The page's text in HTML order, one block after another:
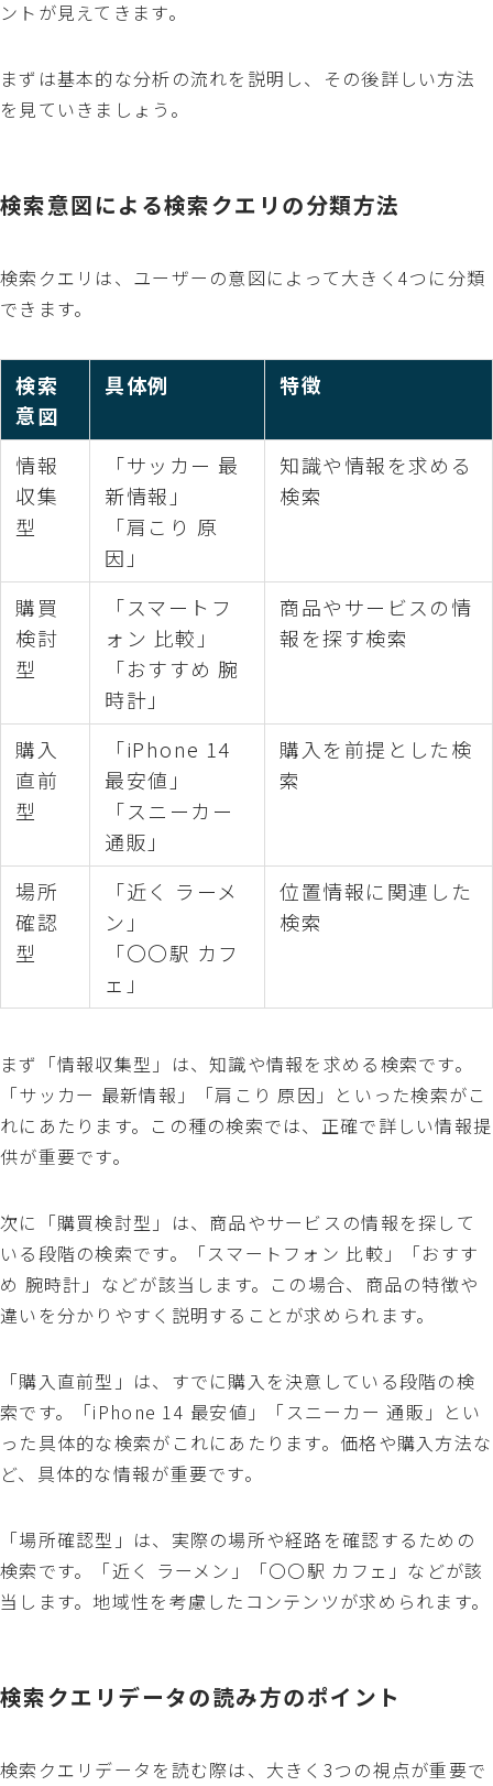
ントが見えてきます。
まずは基本的な分析の流れを説明し、その後詳しい方法
を見ていきましょう。
検索意図による検索クエリの分類方法
検索クエリは、ユーザーの意図によって大きく4つに分類
できます。
検索
意図
具体例 特徴
情報
収集
型
「サッカー 最
新情報」
「肩こり 原
因」
知識や情報を求める
検索
購買
検討
型
「スマートフ
ォン 比較」
「おすすめ 腕
時計」
商品やサービスの情
報を探す検索
購入
直前
型
「iPhone 14
最安値」
「スニーカー
通販」
購入を前提とした検
索
場所
確認
型
「近く ラーメ
ン」
「〇〇駅 カフ
ェ」
位置情報に関連した
検索
まず「情報収集型」は、知識や情報を求める検索です。
「サッカー 最新情報」「肩こり 原因」といった検索がこ
れにあたります。この種の検索では、正確で詳しい情報提
供が重要です。
次に「購買検討型」は、商品やサービスの情報を探して
いる段階の検索です。「スマートフォン 比較」「おすす
め 腕時計」などが該当します。この場合、商品の特徴や
違いを分かりやすく説明することが求められます。
「購入直前型」は、すでに購入を決意している段階の検
索です。「iPhone 14 最安値」「スニーカー 通販」とい
った具体的な検索がこれにあたります。価格や購入方法な
ど、具体的な情報が重要です。
「場所確認型」は、実際の場所や経路を確認するための
検索です。「近く ラーメン」「〇〇駅 カフェ」などが該
当します。地域性を考慮したコンテンツが求められます。
検索クエリデータの読み方のポイント
検索クエリデータを読む際は、大きく3つの視点が重要で